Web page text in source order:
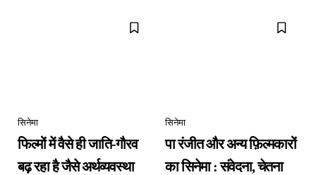
सिनेमा
फिल्मों में वैसे ही जाति-गौरव
बढ़ रहा है जैसे अर्थव्यवस्था
सिनेमा
पा रंजीत और अन्य फ़िल्मकारों
का सिनेमा : संवेदना, चेतना